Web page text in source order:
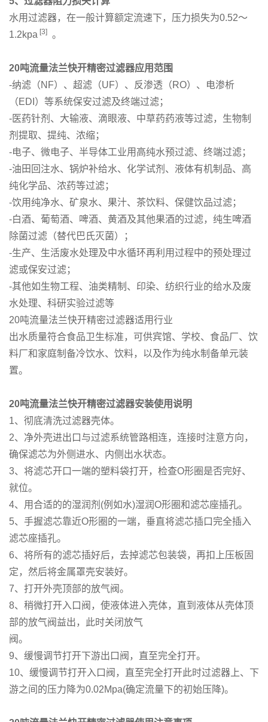
水用过滤器，在一般计算额定流速下，压力损失为0.52～
1.2kpa [3] 。
20吨流量法兰快开精密过滤器应用范围
-纳滤（NF）、超滤（UF）、反渗透（RO）、电渗析
（EDI）等系统保安过滤及终端过滤；
-医药针剂、大输液、滴眼液、中草药药液等过滤，生物制
剂提取、提纯、浓缩；
-电子、微电子、半导体工业用高纯水预过滤、终端过滤；
-油田回注水、锅炉补给水、化学试剂、液体有机制品、高
纯化学品、浓药等过滤；
-饮用纯净水、矿泉水、果汁、茶饮料、保健饮品过滤；
-白酒、葡萄酒、啤酒、黄酒及其他果酒的过滤，纯生啤酒
除菌过滤（替代巴氏灭菌）；
-生产、生活废水处理及中水循环再利用过程中的预处理过
滤或保安过滤；
-其他如生物工程、油类精制、印染、纺织行业的给水及废
水处理、科研实验过滤等
20吨流量法兰快开精密过滤器适用行业
出水质量符合食品卫生标准，可供宾馆、学校、食品厂、饮
料厂和家庭制备冷饮水、饮料，以及作为纯水制备单元装
置。
20吨流量法兰快开精密过滤器安装使用说明
1、彻底清洗过滤器壳体。
2、净外壳进出口与过滤系统管路相连，连接时注意方向，
确保滤芯为外侧进水、内侧出水状态。
3、将滤芯开口一端的塑料袋打开，检查O形圈是否完好、
就位。
4、用合适的的湿润剂(例如水)湿润O形圈和滤芯座插孔。
5、手握滤芯靠近O形圈的一端，垂直将滤芯插口完全插入
滤芯座插孔。
6、将所有的滤芯插好后，去掉滤芯包装袋，再扣上压板固
定，然后将金属罩壳安装好。
7、打开外壳顶部的放气阀。
8、稍微打开入口阀，使液体进入壳体，直到液体从壳体顶
部的放气阀益出，此时关闭放气
阀
9、缓慢调节打开下游出口阀，直至完全打开。
10、缓慢调节打开入口阀，直至完全打开此时过滤器上、下
游之间的压力降为0.02Mpa(确定流量下的初始压降)。